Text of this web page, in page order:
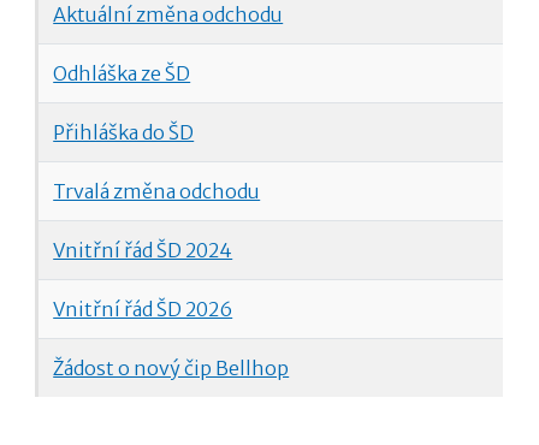
Aktuální změna odchodu
Odhláška ze ŠD
Přihláška do ŠD
Trvalá změna odchodu
Vnitřní řád ŠD 2024
Vnitřní řád ŠD 2026
Žádost o nový čip Bellhop